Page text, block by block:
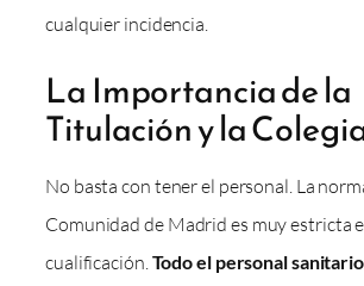
cualquier incidencia.
La Importancia de la
Titulación y la
No basta con tener el personal. La
Comunidad de Madrid es muy estricta
cualificación. Todo el personal